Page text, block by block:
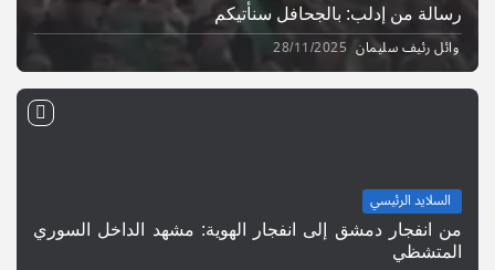
رسالة من إدلب: بالجحافل سنأتيكم
وائل رئيف سليمان 28/11/2025
السلايد الرئيسي
من انفجار دمشق إلى انفجار الهوية: مشهد الداخل السوري
المتشظي